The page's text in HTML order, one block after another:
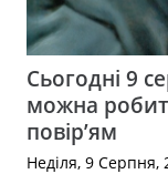
Сьогодні 9
можна
повір’ям
Неділя, 9 Серпня,